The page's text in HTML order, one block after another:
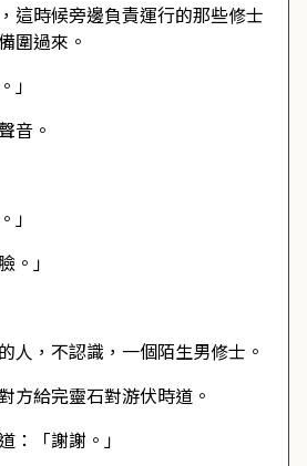
這時候旁邊負責運行的那些修士
圍過來。
」
音。
」
。」
人，不認識，一個陌生男修士。
方給完靈石對游伏時道。
：「謝謝。」